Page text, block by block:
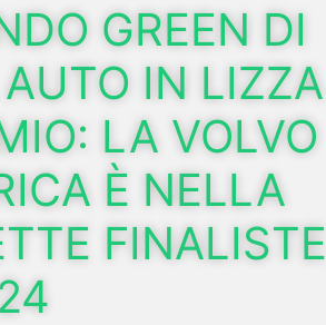
GREEN DI
IN LIZZA
LA VOLVO
È NELLA
FINALISTE